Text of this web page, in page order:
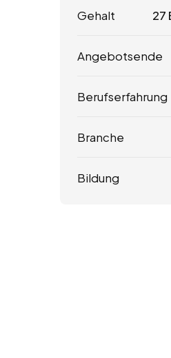
Gehalt 27
Angebotsende
Berufserfahrung
Branche
Bildung